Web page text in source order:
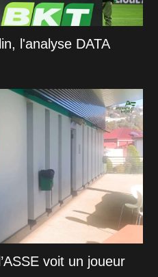
l'analyse DATA
voit un joueur